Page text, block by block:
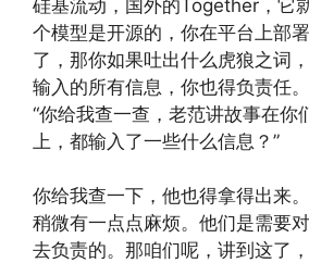
硅基流动，国外的Together，它
个模型是开源的，你在平台上部
了，那你如果吐出什么虎狼之词
输入的所有信息，你也得负责任
“你给我查一查，老范讲故事在你
上，都输入了一些什么信息？”
你给我查一下，他也得拿得出来
稍微有一点点麻烦。他们是需要
去负责的。那咱们呢，讲到这了